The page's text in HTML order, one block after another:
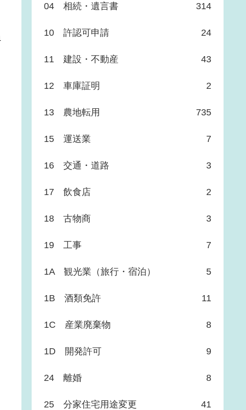
04 相続・遺言書 314
10 許認可申請 24
11 建設・不動産 43
12 車庫証明 2
13 農地転用 735
15 運送業 7
16 交通・道路 3
17 飲食店 2
18 古物商 3
19 工事 7
1A 観光業（旅行・宿泊） 5
1B 酒類免許 11
1C 産業廃棄物 8
1D 開発許可 9
24 離婚 8
25 分家住宅用途変更 41